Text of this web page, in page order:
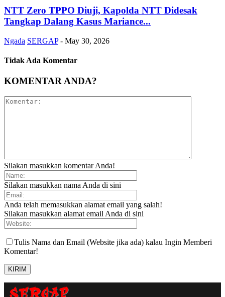
NTT Zero TPPO Diuji, Kapolda NTT Didesak
Tangkap Dalang Kasus Mariance...
Ngada SERGAP - May 30, 2026
Tidak Ada Komentar
KOMENTAR ANDA?
Silakan masukkan komentar Anda!
Silakan masukkan nama Anda di sini
Anda telah memasukkan alamat email yang salah!
Silakan masukkan alamat email Anda di sini
Tulis Nama dan Email (Website jika ada) kalau Ingin Memberi
Komentar!